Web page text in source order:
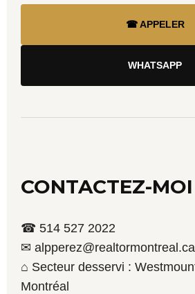
☎ APPELER
WHATSAPP
CONTACTEZ-MOI
☎ 514 527 2022
✉ alpperez@realtormontreal.ca
⌂ Secteur desservi :
Montréal